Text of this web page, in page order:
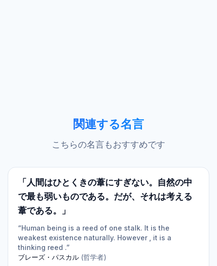
関連する名言
こちらの名言もおすすめです
「人間はひとくきの葦にすぎない。自然の中
で最も弱いものである。だが、それは考える
葦である。」
“Human being is a reed of one stalk. It is the
weakest existence naturally. However , it is a
thinking reed .”
ブレーズ・パスカル (哲学者)